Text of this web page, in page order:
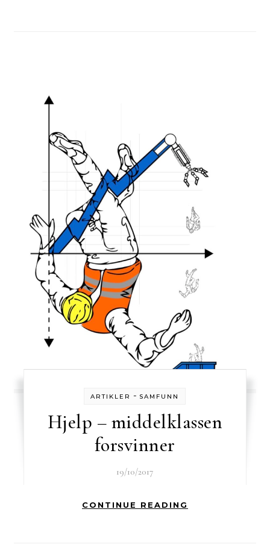
ARTIKLER - SAMFUNN
Hjelp – middelklassen
forsvinner
19/10/2017
CONTINUE READING